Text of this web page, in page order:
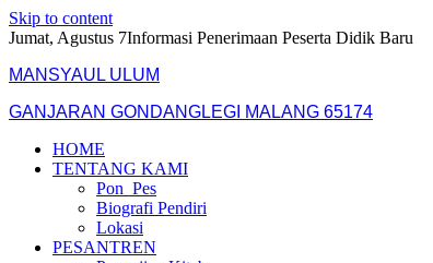
Skip to content
Jumat, Agustus 7Informasi Penerimaan Peserta Didik Baru
MANSYAUL ULUM
GANJARAN GONDANGLEGI MALANG 65174
HOME
TENTANG KAMI
Pon_Pes
Biografi Pendiri
Lokasi
PESANTREN